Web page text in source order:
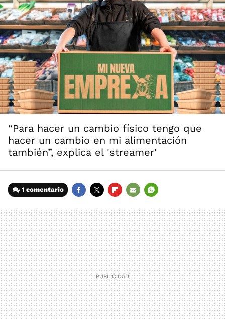
“Para hacer un cambio físico tengo que
hacer un cambio en mi alimentación
también”, explica el 'streamer'
1 comentario
MAIL